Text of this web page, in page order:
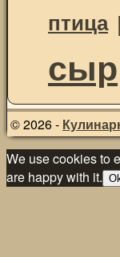
птица
сыр
© 2026 -
We use cookies to
are happy with it.